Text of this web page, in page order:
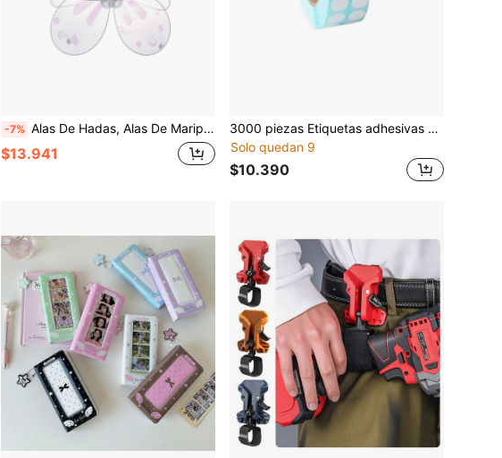
-7% Alas De Hadas, Alas De Mariposa, Alas De Ángel Para Disfrazarse En Halloween Para Niños (22.4 Ancho X 17.7 Largo)
$13.941
3000 piezas Etiquetas adhesivas de clasificación de diamantes para almacenamiento y distinción, accesorios y herramientas para pintura de diamantes, útiles escolares para volver a la escuela
Solo quedan 9
$10.390